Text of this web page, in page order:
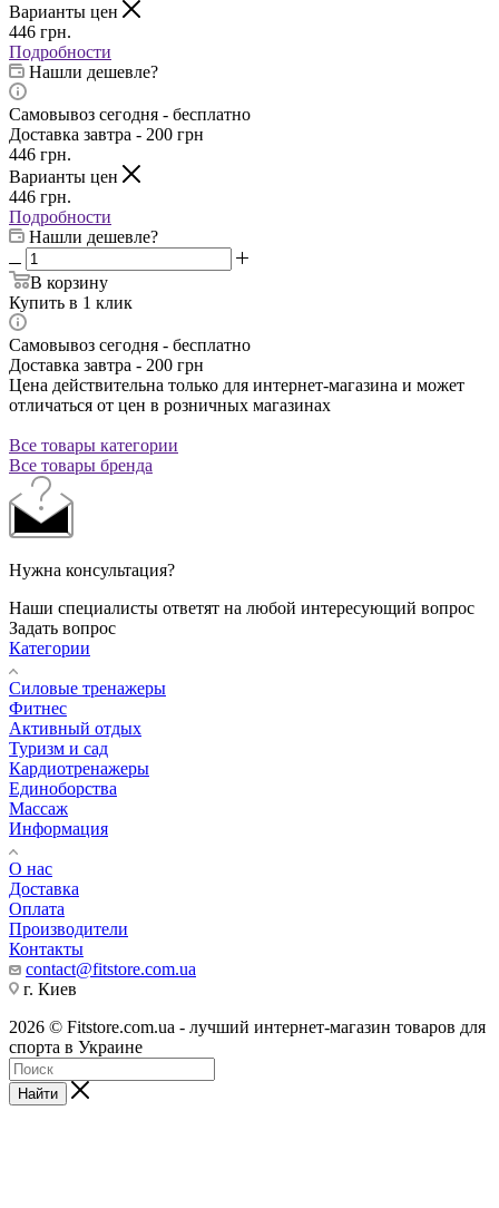
Варианты цен
446 грн.
Подробности
Нашли дешевле?
Самовывоз сегодня - бесплатно
Доставка завтра - 200 грн
446 грн.
Варианты цен
446 грн.
Подробности
Нашли дешевле?
В корзину
Купить в 1 клик
Самовывоз сегодня - бесплатно
Доставка завтра - 200 грн
Цена действительна только для интернет-магазина и может
отличаться от цен в розничных магазинах
Все товары категории
Все товары бренда
Нужна консультация?
Наши специалисты ответят на любой интересующий вопрос
Задать вопрос
Категории
Силовые тренажеры
Фитнес
Активный отдых
Туризм и сад
Кардиотренажеры
Единоборства
Массаж
Информация
О нас
Доставка
Оплата
Производители
Контакты
contact@fitstore.com.ua
г. Киев
2026 © Fitstore.com.ua - лучший интернет-магазин товаров для
спорта в Украине
Найти